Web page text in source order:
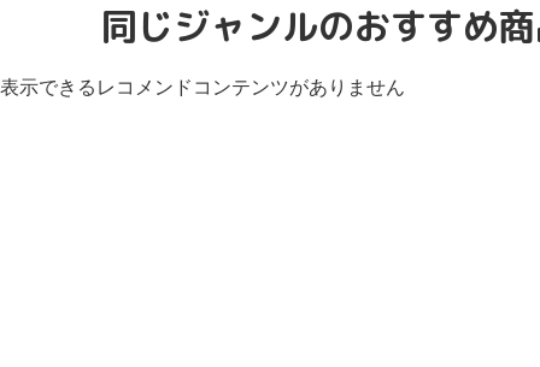
同じジャンルのおすすめ
表示できるレコメンドコンテンツがありません